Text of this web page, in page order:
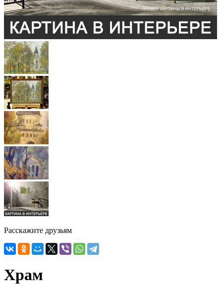
Расскажите друзьям
Храм